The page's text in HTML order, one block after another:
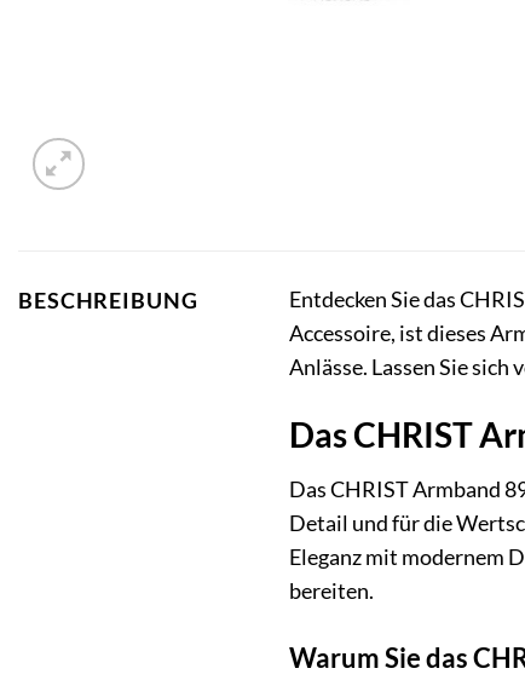
BESCHREIBUNG
Entdecken Sie das
Accessoire, ist dieses
Anlässe. Lassen Sie
Das CHRIST
Das CHRIST Armband
Detail und für die
Eleganz mit modernem
bereiten.
Warum Sie das